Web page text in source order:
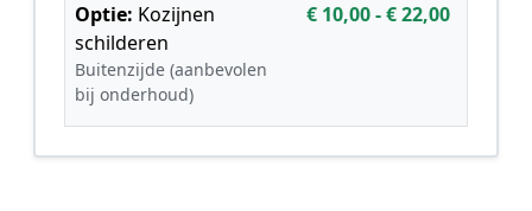
Optie: Kozijnen
schilderen
Buitenzijde (aanbevolen
bij onderhoud)
€ 10,00 - € 22,00